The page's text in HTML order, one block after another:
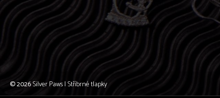
© 2026Silver Paws | Stříbrné tlapky